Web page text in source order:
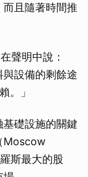
且隨著時間推
聲明中說：
與設備的剩餘途
。」
礎設施的關鍵
Moscow
斯最大的股